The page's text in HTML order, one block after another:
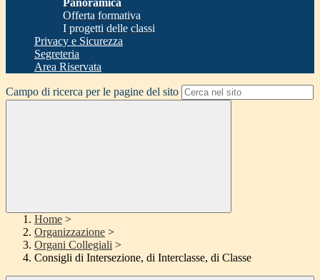
Panoramica
Offerta formativa
I progetti delle classi
Privacy e Sicurezza
Segreteria
Area Riservata
Campo di ricerca per le pagine del sito
Home >
Organizzazione >
Organi Collegiali >
Consigli di Intersezione, di Interclasse, di Classe